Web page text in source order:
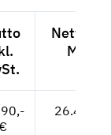
Netto
MwSt.